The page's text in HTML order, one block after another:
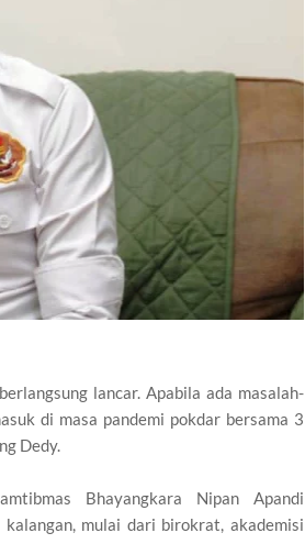
lancar. Apabila ada masalah-
di masa pandemi pokdar bersama 3
Dedy.
Bhayangkara Nipan Apandi
mulai dari birokrat, akademisi